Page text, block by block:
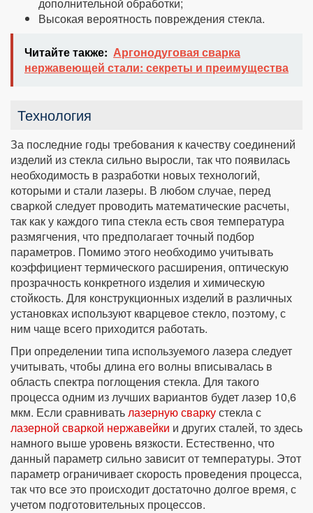
Высокая вероятность повреждения стекла.
Читайте также: Аргонодуговая сварка
нержавеющей стали: секреты и преимущества
Технология
За последние годы требования к качеству соединений
изделий из стекла сильно выросли, так что появилась
необходимость в разработки новых технологий,
которыми и стали лазеры. В любом случае, перед
сваркой следует проводить математические расчеты,
так как у каждого типа стекла есть своя температура
размягчения, что предполагает точный подбор
параметров. Помимо этого необходимо учитывать
коэффициент термического расширения, оптическую
прозрачность конкретного изделия и химическую
стойкость. Для конструкционных изделий в различных
установках используют кварцевое стекло, поэтому, с
ним чаще всего приходится работать.
При определении типа используемого лазера следует
учитывать, чтобы длина его волны вписывалась в
область спектра поглощения стекла. Для такого
процесса одним из лучших вариантов будет лазер 10,6
мкм. Если сравниватьлазерную сваркустекла с
лазерной сваркой нержавейки и других сталей, то здесь
намного выше уровень вязкости. Естественно, что
данный параметр сильно зависит от температуры. Этот
параметр ограничивает скорость проведения процесса,
так что все это происходит достаточно долгое время, с
учетом подготовительных процессов.